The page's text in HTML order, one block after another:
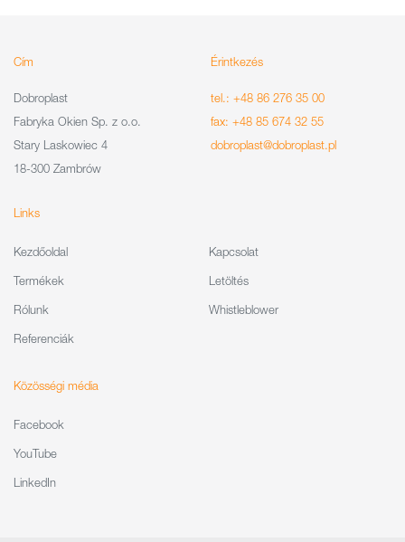
Cím
Dobroplast
Fabryka Okien Sp. z o.o.
Stary Laskowiec 4
18-300 Zambrów
Érintkezés
tel.: +48 86 276 35 00
fax: +48 85 674 32 55
dobroplast@dobroplast.pl
Links
Kezdőoldal
Termékek
Rólunk
Referenciák
Kapcsolat
Letöltés
Whistleblower
Közösségi média
Facebook
YouTube
LinkedIn